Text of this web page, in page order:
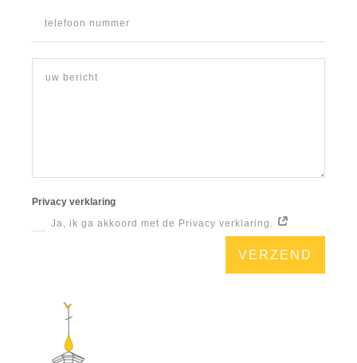
Privacy verklaring
Ja, ik ga akkoord met de Privacy verklaring.
VERZEND